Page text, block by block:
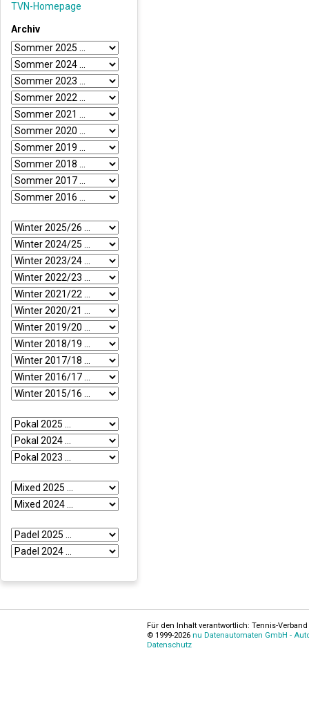
TVN-Homepage
Archiv
Für den Inhalt verantwortlich: Tennis-
© 1999-2026 nu Datenautomaten GmbH -
Datenschutz